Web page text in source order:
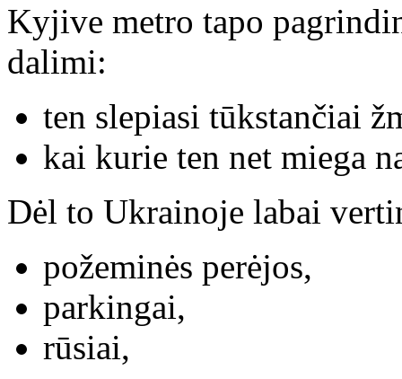
Kyjive metro tapo
dalimi:
ten slepiasi tūkstančiai
kai kurie ten net miega
Dėl to Ukrainoje labai
požeminės perėjos,
parkingai,
rūsiai,